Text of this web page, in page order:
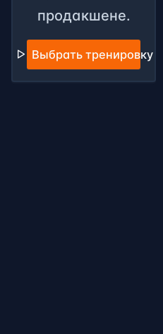
продакшене.
Выбрать тренировку